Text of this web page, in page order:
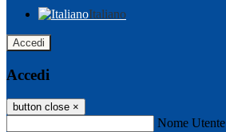
Italiano
Accedi
Accedi
button close ×
Nome Utente